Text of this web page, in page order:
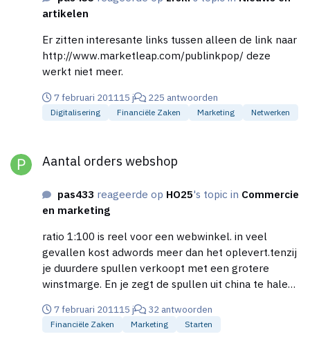
artikelen
Er zitten interesante links tussen alleen de link naar
http://www.marketleap.com/publinkpop/ deze
werkt niet meer.
7 februari 2011 15 j 225 antwoorden
Digitalisering Financiële Zaken Marketing Netwerken
Aantal orders webshop
pas433 reageerde op HO25's topic in Commercie
en marketing
ratio 1:100 is reel voor een webwinkel. in veel
gevallen kost adwords meer dan het oplevert.tenzij
je duurdere spullen verkoopt met een grotere
winstmarge. En je zegt de spullen uit china te halen ,
inkoopt.want het meeste dat uit china komt is
namaak, en dat kan je aardig wat problemen
7 februari 201115 j 32 antwoorden
Financiële Zaken Marketing Starten